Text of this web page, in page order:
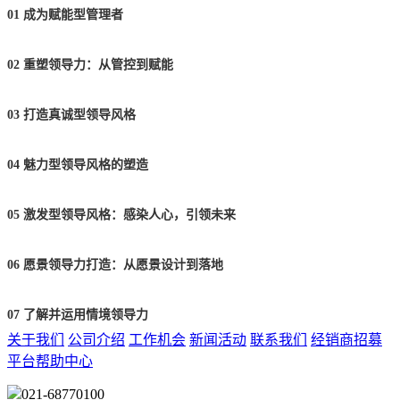
01 成为赋能型管理者
02 重塑领导力：从管控到赋能
03 打造真诚型领导风格
04 魅力型领导风格的塑造
05 激发型领导风格：感染人心，引领未来
06 愿景领导力打造：从愿景设计到落地
07 了解并运用情境领导力
关于我们 公司介绍 工作机会 新闻活动 联系我们
经销商招募
平台帮助中心
021-68770100